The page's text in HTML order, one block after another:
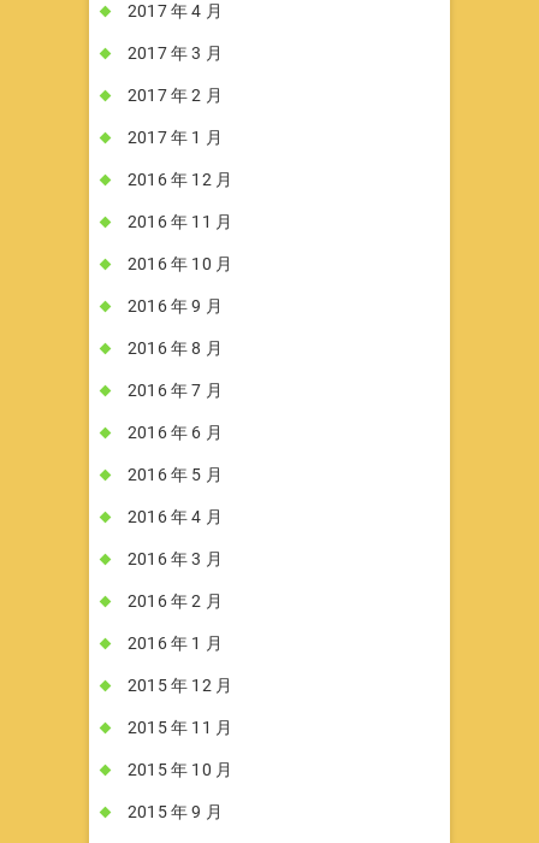
2017 年 4 月
2017 年 3 月
2017 年 2 月
2017 年 1 月
2016 年 12 月
2016 年 11 月
2016 年 10 月
2016 年 9 月
2016 年 8 月
2016 年 7 月
2016 年 6 月
2016 年 5 月
2016 年 4 月
2016 年 3 月
2016 年 2 月
2016 年 1 月
2015 年 12 月
2015 年 11 月
2015 年 10 月
2015 年 9 月